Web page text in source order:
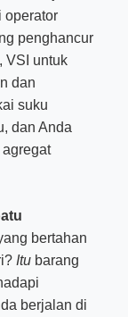
operator
penghancur
VSI untuk
dan
suku
dan Anda
bertahan
Itubarang
berjalan di